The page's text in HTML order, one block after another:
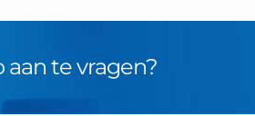
te vragen?